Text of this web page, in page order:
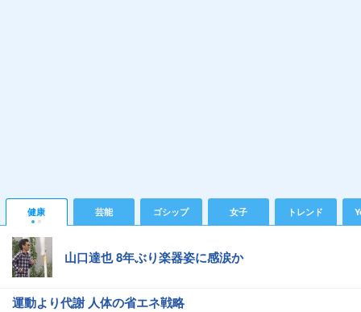
健康 芸能 ゴシップ 女子 トレンド
山口達也 8年ぶり楽器姿に感涙か
運動より代謝 人体の省エネ戦略